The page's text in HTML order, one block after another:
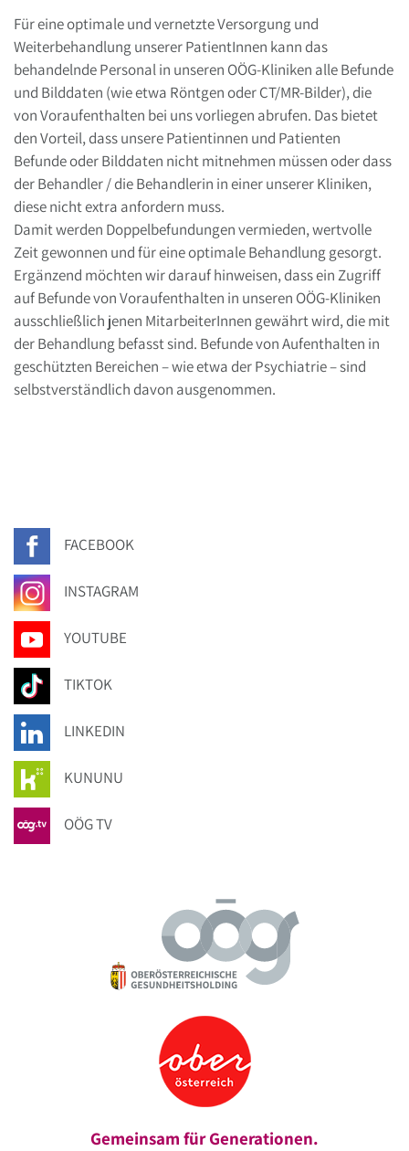
Für eine optimale und vernetzte Versorgung und
Weiterbehandlung unserer PatientInnen kann das
behandelnde Personal in unseren OÖG-Kliniken alle Befunde
und Bilddaten (wie etwa Röntgen oder CT/MR-Bilder), die
von Voraufenthalten bei uns vorliegen abrufen. Das bietet
den Vorteil, dass unsere Patientinnen und Patienten
Befunde oder Bilddaten nicht mitnehmen müssen oder dass
der Behandler / die Behandlerin in einer unserer Kliniken,
diese nicht extra anfordern muss.
Damit werden Doppelbefundungen vermieden, wertvolle
Zeit gewonnen und für eine optimale Behandlung gesorgt.
Ergänzend möchten wir darauf hinweisen, dass ein Zugriff
auf Befunde von Voraufenthalten in unseren OÖG-Kliniken
ausschließlich jenen MitarbeiterInnen gewährt wird, die mit
der Behandlung befasst sind. Befunde von Aufenthalten in
geschützten Bereichen – wie etwa der Psychiatrie – sind
selbstverständlich davon ausgenommen.
FACEBOOK
INSTAGRAM
YOUTUBE
TIKTOK
LINKEDIN
KUNUNU
OÖG TV
Gemeinsam für Generationen.